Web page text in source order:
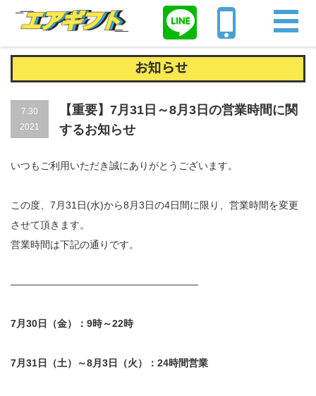
Home お知らせ
【重要】7月31日～8月3日の営業時間に関するお知ら
お知らせ
7.30
2021
【重要】7月31日～8月3日の営業時間に関
するお知らせ
いつもご利用いただき誠にありがとうございます。
この度、7月31日(水)から8月3日の4日間に限り、営業時間を変更
させて頂きます。
営業時間は下記の通りです。
———————————————————
7月30日（金）：9時～22時
7月31日（土）～8月3日（火）：24時間営業